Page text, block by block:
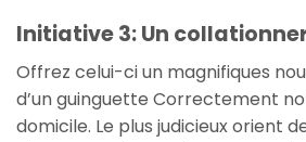
Initiative 3: Un
Offrez celui-ci un magnifiques
d’un guinguette Correctement
domicile. Le plus judicieux orient